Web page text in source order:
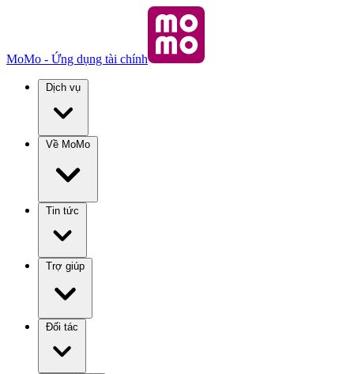
MoMo - Ứng dụng tài chính
Dịch vụ
Về MoMo
Tin tức
Trợ giúp
Đối tác